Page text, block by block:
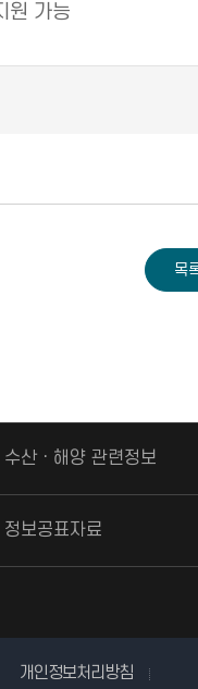
원 가능
수산ㆍ해양 관련정보
정보공표자료
개인정보처리방침